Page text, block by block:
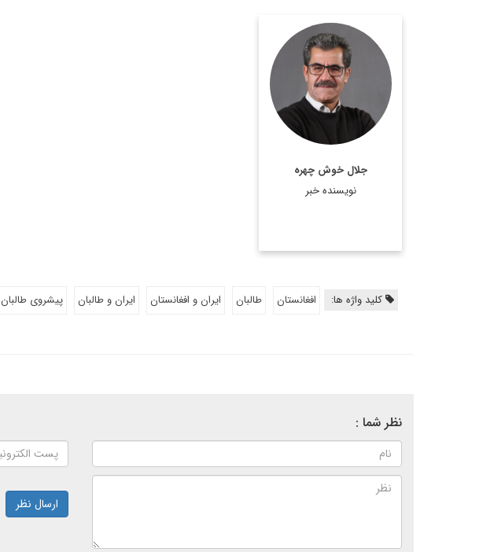
جلال خوش چهره
نویسنده خبر
روزنامه‌نگار و تحلیلگر
مسائل بین‌الملل
اطلاعات بیشتر
کلید واژه ها: افغانستان طالبان ایران و افغانستان ایران و طالبان پیشروی طالبان
نظر شما :
ارسال نظر